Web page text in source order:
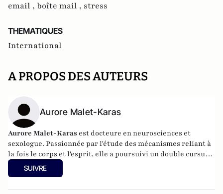
email , boîte mail , stress
THEMATIQUES
International
A PROPOS DES AUTEURS
Aurore Malet-Karas
Aurore Malet-Karas est docteure en neurosciences et
sexologue. Passionnée par l'étude des mécanismes reliant à
la fois le corps et l'esprit, elle a poursuivi un double cursus
en biologie et en psychologie, qui ont abouti à des
recherches en Neurosciences Cognitives sur les mécanismes
SUIVRE